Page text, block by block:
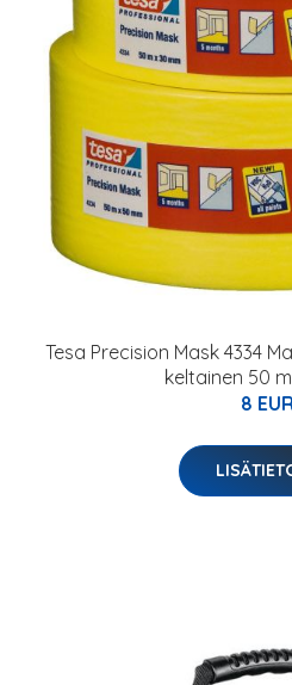
Tesa Precision Mask 4334
keltainen 50
8